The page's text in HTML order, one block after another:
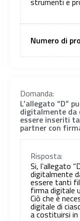
Numero di
Domanda:
L’allegato “D”
digitalmente da
essere inseriti
partner con
Risposta:
Si, l’allegato
digitalmente
essere tanti
firma digitale
Ciò che è
digitale di
a costituirsi in